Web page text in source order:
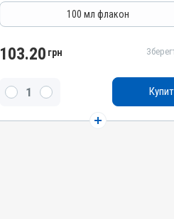
Гормональні, Акушерсько-гінекологічні
Розчин
Окситоцин синтетичний
ВРХ, Вівці, Кози, Свині, Коні, Собаки, Коти
100 мл флакон
103.20 грн